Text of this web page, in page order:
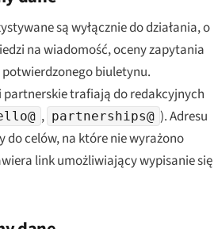
są wyłącznie do działania, o
na wiadomość, oceny zapytania
biuletynu.
trafiają do redakcyjnych
, partnerships@ ). Adresu
do celów, na które nie wyrażono
link umożliwiający wypisanie się